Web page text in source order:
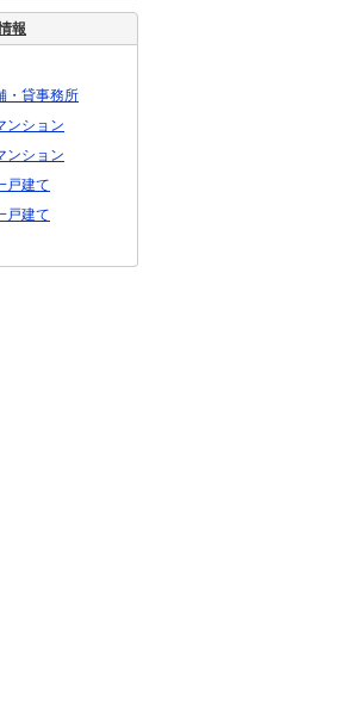
報
・貸事務所
ンション
ンション
戸建て
戸建て